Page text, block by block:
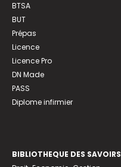
BTSA
BUT
Prépas
Licence
Licence Pro
DN Made
PASS
Diplome infirmier
BIBLIOTHEQUE DES SAVOIRS